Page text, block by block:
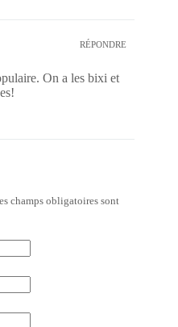
RÉPONDRE
On a les bixi et
champs obligatoires sont